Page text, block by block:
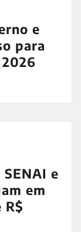
e
para
e
em
R$